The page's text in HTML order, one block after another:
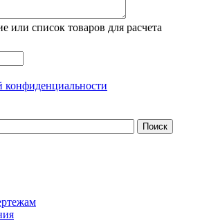
или список товаров для расчета
конфиденциальности